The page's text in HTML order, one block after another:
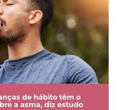
de hábito têm o
a asma, diz estudo